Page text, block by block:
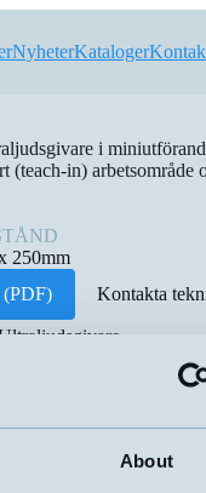
About
NyheterKataloger
i
(teach-in)
250mm
(PDF)
Kontakta